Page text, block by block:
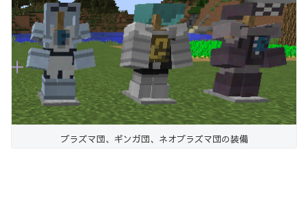
プラズマ団、ギンガ団、ネオプラズマ団の装備